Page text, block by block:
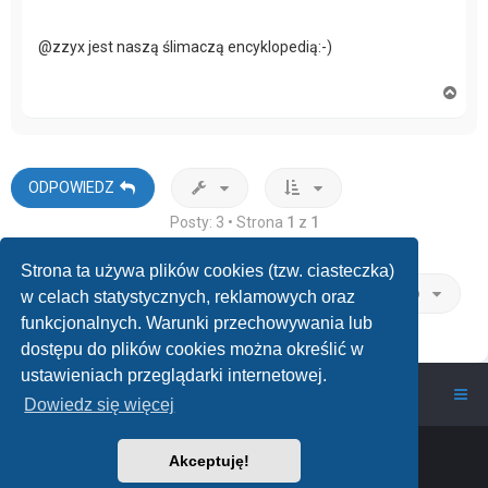
Strona ta używa plików cookies (tzw. ciasteczka)
w celach statystycznych, reklamowych oraz
funkcjonalnych. Warunki przechowywania lub
dostępu do plików cookies można określić w
ustawieniach przeglądarki internetowej.
Dowiedz się więcej
Akceptuję!
@zzyx jest naszą ślimaczą encyklopedią:-)
ODPOWIEDZ
Posty: 3 • Strona 1 z 1
Przejdź do
wawarium.pl Nasze Forum Akwarystyczne
Polski pakiet językowy dostarczaphpBB.pl